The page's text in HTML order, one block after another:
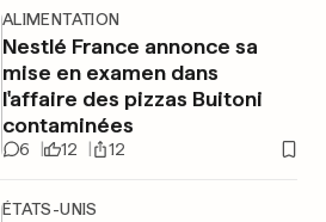
ALIMENTATION
Nestlé France annonce sa
mise en examen dans
l'affaire des pizzas Buitoni
contaminées
6 12 12
ÉTATS-UNIS